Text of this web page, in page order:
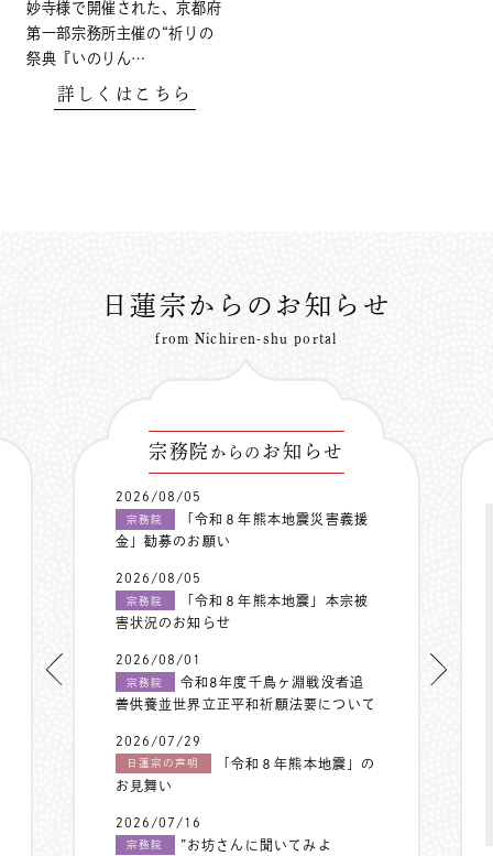
妙寺様で開催された、京都府
第一部宗務所主催の“祈りの
祭典『いのりん…
詳しくはこちら
日蓮宗からのお知らせ
from Nichiren-shu portal
宗務院 からの お知らせ
2026/08/05
宗務院
「令和８年熊本地震災害義援
金」勧募のお願い
2026/08/05
宗務院
「令和８年熊本地震」本宗被
害状況のお知らせ
2026/08/01
宗務院
令和8年度千鳥ヶ淵戦没者追
善供養並世界立正平和祈願法要について
2026/07/29
日蓮宗の声明
「令和８年熊本地震」の
お見舞い
2026/07/16
宗務院 ”お坊さんに聞いてみよ